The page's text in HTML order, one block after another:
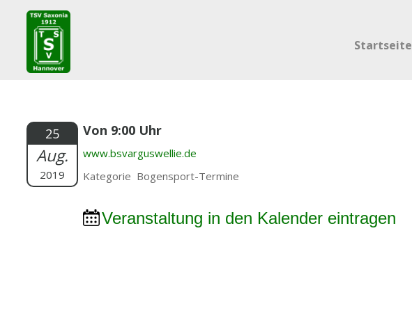
Startseite
25
Aug.
2019
Von 9:00 Uhr
www.bsvarguswellie.de
Kategorie Bogensport-Termine
Veranstaltung in den Kalender eintragen